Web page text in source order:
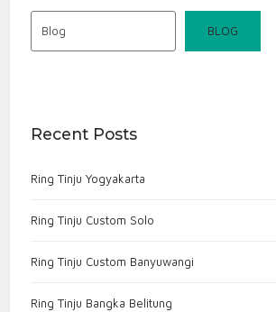
BLOG
Recent Posts
Ring Tinju Yogyakarta
Ring Tinju Custom Solo
Ring Tinju Custom Banyuwangi
Ring Tinju Bangka Belitung